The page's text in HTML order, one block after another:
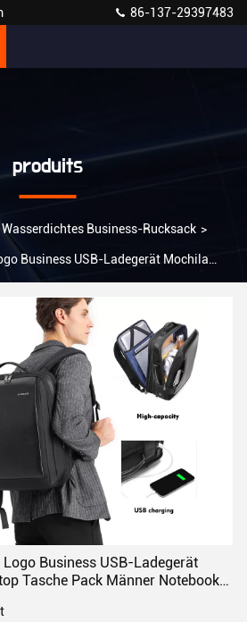
86-137-29397483
produits
Wasserdichtes Business-Rucksack >
Business USB-Ladegerät Mochila
Business USB-Ladegerät
Tasche Pack Männer Notebook